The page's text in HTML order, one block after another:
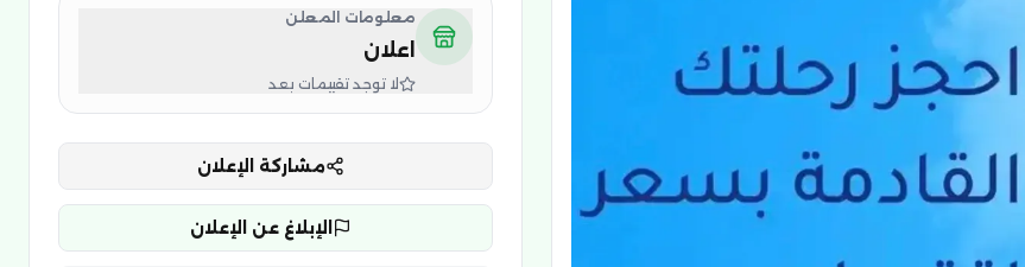
معلومات المعلن
اعلان
لا توجد تقييمات بعد
مشاركة الإعلان
الإبلاغ عن الإعلان